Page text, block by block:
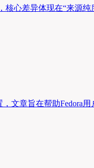
心差异体现在“来源纯
文章旨在帮助Fedora